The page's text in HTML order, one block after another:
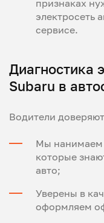
признаках
электросеть
сервисе.
Диагностика
Subaru в
Водители
Мы нанимаем
которые
авто;
Уверены в
оформляем